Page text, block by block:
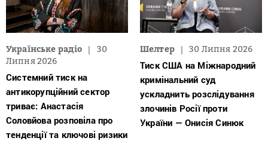
Українське радіо
30
Липня 2026
Системний тиск на
антикорупційний сектор
триває: Анастасія
Соловйова розповіла про
тенденції та ключові ризики
Шелтер 30 Липня 2026
Тиск США на Міжнародний
кримінальний суд
ускладнить розслідування
злочинів Росії проти
України — Онисія Синюк